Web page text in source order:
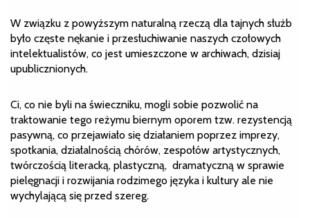
W związku z powyższym naturalną rzeczą dla tajnych służb
było częste nękanie i przesłuchiwanie naszych czołowych
intelektualistów, co jest umieszczone w archiwach, dzisiaj
upublicznionych.
Ci, co nie byli na świeczniku, mogli sobie pozwolić na
traktowanie tego reżymu biernym oporem tzw. rezystencją
pasywną, co przejawiało się działaniem poprzez imprezy,
spotkania, działalnością chórów, zespołów artystycznych,
twórczością literacką, plastyczną, dramatyczną w sprawie
pielęgnacji i rozwijania rodzimego języka i kultury ale nie
wychylającą się przed szereg.